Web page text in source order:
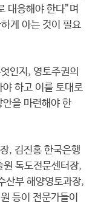
대응해야 한다”며
게 아는 것이 필요
인지, 영토주권의
하고 이를 토대로
을 마련해야 한
, 김진홍 한국은행
독도전문센터장,
산부 해양영토과장,
등이 전문가들이